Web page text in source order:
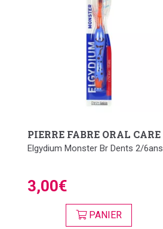
PIERRE FABRE ORAL CARE
Elgydium Monster Br Dents 2/6ans
3,00€
PANIER